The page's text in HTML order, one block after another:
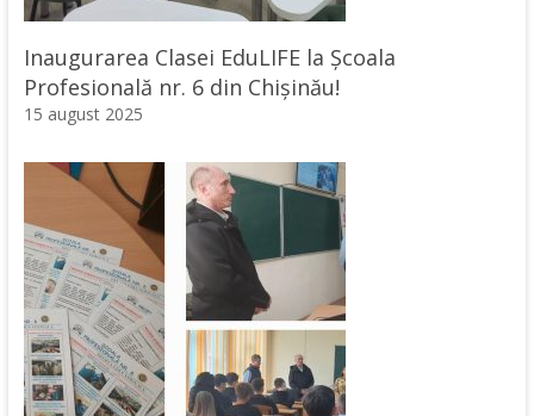
Inaugurarea Clasei EduLIFE la Școala
Profesională nr. 6 din Chișinău!
15 august 2025